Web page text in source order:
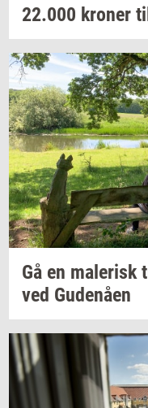
22.000 kro­ner
Gå en ma­le­risk
ved Gu­denå­en